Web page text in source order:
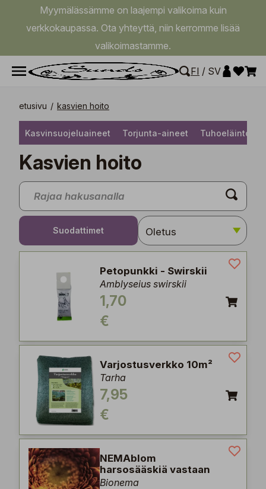
Myymälässämme on laajempi valikoima kuin
verkkokaupassa. Ota yhteyttä, niin kerromme lisää
valikoimastamme.
FI / SV
etusivu / kasvien hoito
Kasvinsuojeluaineet Torjunta-aineet
Kasvien hoito
Suodattimet
Petopunkki - Swirskii
Amblyseius swirskii
1,70
€
Varjostusverkko 10m²
Tarha
7,95
€
NEMAblom
harsosääskiä vastaan
Bionema